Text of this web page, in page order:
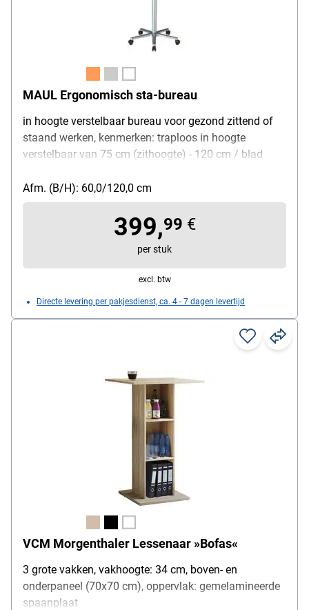
MAUL Ergonomisch sta-bureau
in hoogte verstelbaar bureau voor gezond zittend of
staand werken, kenmerken: traploos in hoogte
verstelbaar van 75 cm (zithoogte) - 120 cm / blad
van het draagblad door luchtkussen-technologie, blad:
draagvermogen 30 kg / afgerond / met legplank voor
pennen en accessoires, onderstel: telescopische zuil
van staal / buitenste zuil Ø 6 cm / voetkruis Ø 61 cm
van persgegoten aluminium / 5 geremde wielen,
afmetingen tafelblad (B/D/H): 60 x 52 x 2,2 cm,
Afm. (B/H): 60,0/120,0 cm
399,99 €
per stuk
excl. btw
Directe levering per pakjesdienst, ca. 4 - 7 dagen levertijd
VCM Morgenthaler Lessenaar »Bofas«
3 grote vakken, vakhoogte: 34 cm, boven- en
onderpaneel (70x70 cm), oppervlak: gemelamineerde
spaanplaat